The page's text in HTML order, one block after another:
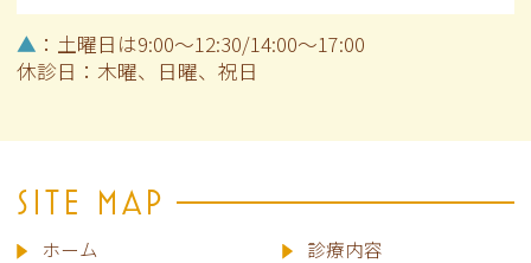
▲ ：土曜日は9:00～12:30/14:00～17:00
休診日：木曜、日曜、祝日
SITE MAP
ホーム
診療内容